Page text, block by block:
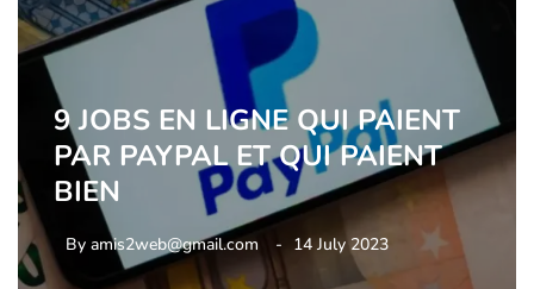
9 JOBS EN LIGNE QUI PAIENT
PAR PAYPAL ET QUI PAIENT
BIEN
By amis2web@gmail.com 14 July 2023